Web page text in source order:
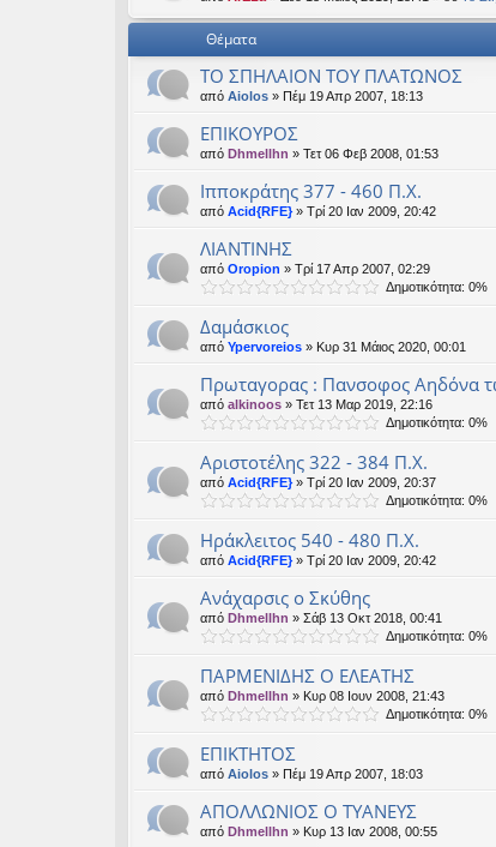
εις
Θέματα
ΤΟ ΣΠΗΛΑΙΟΝ ΤΟΥ ΠΛΑΤΩΝΟΣ
από Aiolos » Πέμ 19 Απρ 2007, 18:13
ΕΠΙΚΟΥΡΟΣ
από Dhmellhn » Τετ 06 Φεβ 2008, 01:53
Ιπποκράτης 377 - 460 Π.Χ.
από Acid{RFE}» Τρί 20 Ιαν 2009, 20:42
ΛΙΑΝΤΙΝΗΣ
από Oropion » Τρί 17 Απρ 2007, 02:29
Δημοτικότητα: 0%
Δαμάσκιος
από Ypervoreios » Κυρ 31 Μάιος 2020, 00:01
Πρωταγορας : Πανσοφος Αηδόνα
από alkinoos » Τετ 13 Μαρ 2019, 22:16
Δημοτικότητα: 0%
Αριστοτέλης 322 - 384 Π.Χ.
από Acid{RFE}» Τρί 20 Ιαν 2009, 20:37
Δημοτικότητα: 0%
Ηράκλειτος 540 - 480 Π.Χ.
από Acid{RFE}» Τρί 20 Ιαν 2009, 20:42
Ανάχαρσις ο Σκύθης
από Dhmellhn » Σάβ 13 Οκτ 2018, 00:41
Δημοτικότητα: 0%
ΠΑΡΜΕΝΙΔΗΣ Ο ΕΛΕΑΤΗΣ
από Dhmellhn » Κυρ 08 Ιουν 2008, 21:43
Δημοτικότητα: 0%
ΕΠΙΚΤΗΤΟΣ
από Aiolos » Πέμ 19 Απρ 2007, 18:03
ΑΠΟΛΛΩΝΙΟΣ Ο ΤΥΑΝΕΥΣ
από Dhmellhn » Κυρ 13 Ιαν 2008, 00:55